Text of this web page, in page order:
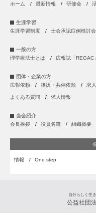
ホーム 最新情報 研修会
生涯学習
生涯学習制度
士会承認症例検討
一般の方
理学療法士とは
広報誌「REGAC」
団体・企業の方
広報依頼
後援・共催依頼 求
よくある質問 求人情報
当会紹介
会長挨拶
役員名簿 組織概要
情報 One step
自分らしく生
公益社団